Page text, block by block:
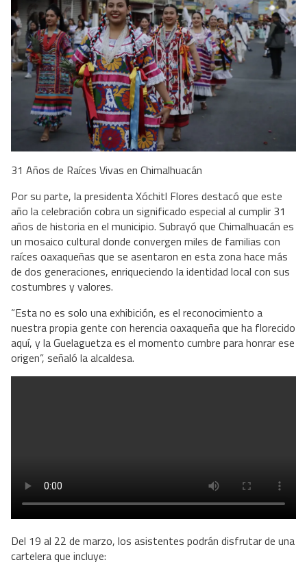
31 Años de Raíces Vivas en Chimalhuacán
Por su parte, la presidenta Xóchitl Flores destacó que este
año la celebración cobra un significado especial al cumplir 31
años de historia en el municipio. Subrayó que Chimalhuacán es
un mosaico cultural donde convergen miles de familias con
raíces oaxaqueñas que se asentaron en esta zona hace más
de dos generaciones, enriqueciendo la identidad local con sus
costumbres y valores.
“Esta no es solo una exhibición, es el reconocimiento a
nuestra propia gente con herencia oaxaqueña que ha florecido
aquí, y la Guelaguetza es el momento cumbre para honrar ese
origen”, señaló la alcaldesa.
Del 19 al 22 de marzo, los asistentes podrán disfrutar de una
cartelera que incluye: